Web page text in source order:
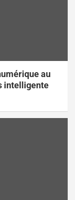
au
intelligente